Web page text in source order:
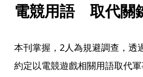
電競用語　取代關
本刊掌握，2人為規避調查，透
約定以電競遊戲相關用語取代